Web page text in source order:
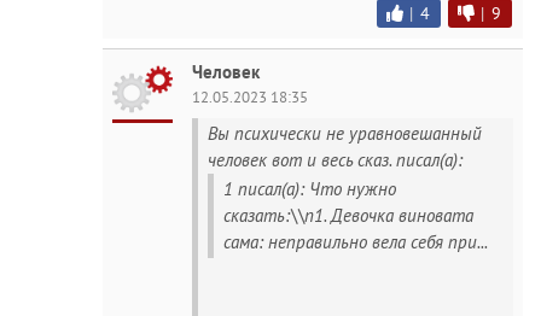
| 4 | 9
Человек
12.05.2023 18:35
Вы психически не уравновешанный
человек вот и весь сказ. писал(а):
1 писал(а): Что нужно
сказать:\\n1. Девочка виновата
сама: неправильно вела себя при...